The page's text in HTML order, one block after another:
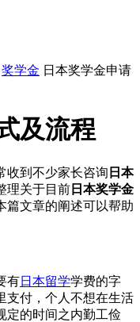
奖学金 日本奖学金申请
及流程
收到不少家长咨询 日本
理关于目前 日本奖学金
篇文章的阐述可以帮助
有日本留学学费的字
支付，个人不想在生活
定的时间之内勤工俭